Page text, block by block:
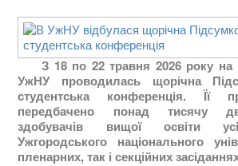
З 18 по 22 травня 2026 року на
УжНУ проводилась щорічна
студентська конференція. Її
передбачено понад тисячу
здобувачів вищої освіти
Ужгородського національного
пленарних, так і секційних